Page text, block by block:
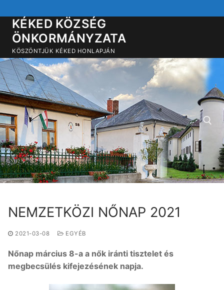
a
tartalomra
KÉKED KÖZSÉG
ÖNKORMÁNYZATA
KÖSZÖNTJÜK KÉKED HONLAPJÁN
Keresése:
NEMZETKÖZI NŐNAP 2021
2021-03-08 EGYÉB
Nőnap március 8-a a nők iránti tisztelet és
megbecsülés kifejezésének napja.